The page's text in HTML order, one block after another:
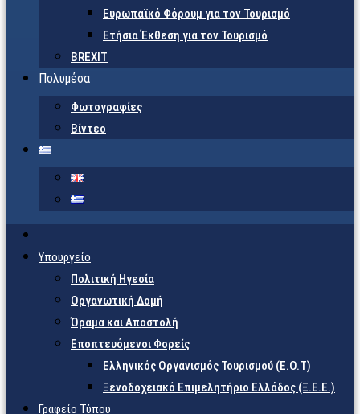
Ευρωπαϊκό Φόρουμ για τον Τουρισμό
Ετήσια Έκθεση για τον Τουρισμό
BREXIT
Πολυμέσα
Φωτογραφίες
Βίντεο
Υπουργείο
Πολιτική Ηγεσία
Οργανωτική Δομή
Όραμα και Αποστολή
Εποπτευόμενοι Φορείς
Eλληνικός Οργανισμός Τουρισμού (Ε.Ο.Τ)
Ξενοδοχειακό Επιμελητήριο Ελλάδος (Ξ.Ε.Ε.)
Γραφείο Τύπου